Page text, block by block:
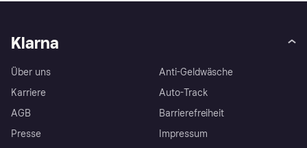
Klarna
Über uns
Karriere
AGB
Presse
Anti-Geldwäsche
Auto-Track
Barrierefreiheit
Impressum